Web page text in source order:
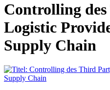
Controlling
Logistic
Supply Chain